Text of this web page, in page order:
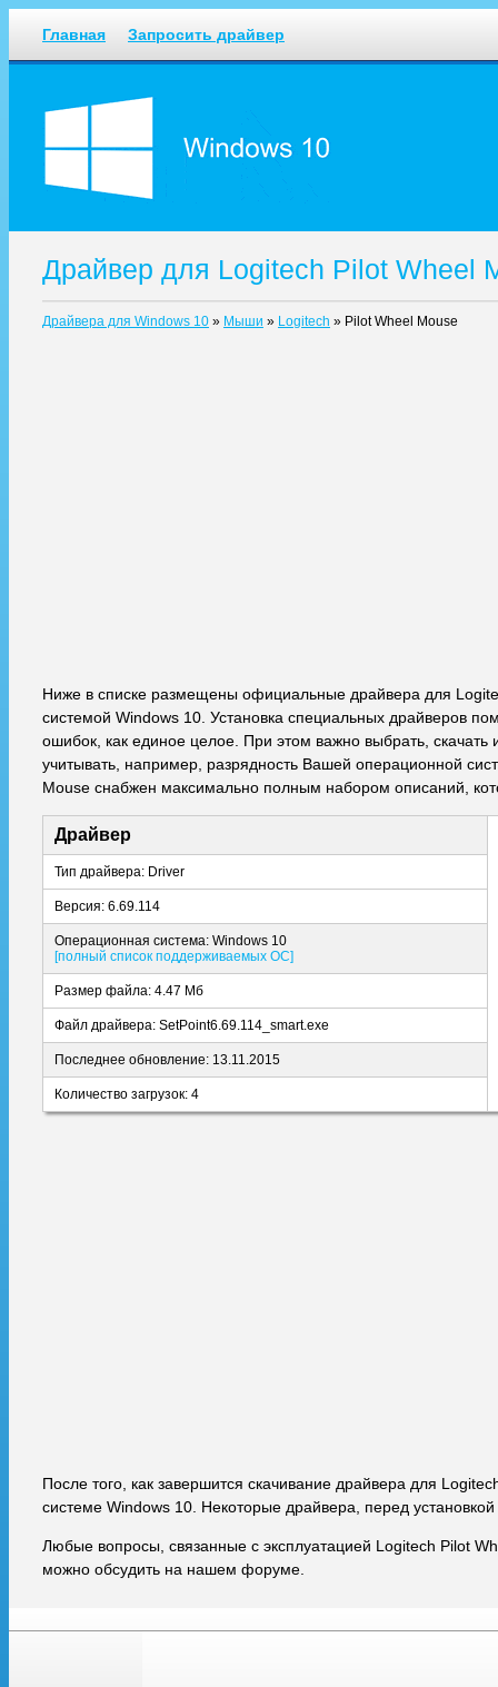
Главная Запросить драйвер
Драйвер для Logitech Pilot Wheel
Драйвера для Windows 10 » Мыши » Logitech » Pilot Wheel Mouse
Ниже в списке размещены официальные драйвера для
системой Windows 10. Установка специальных драйверов
ошибок, как единое целое. При этом важно выбрать,
учитывать, например, разрядность Вашей операционной
Mouse снабжен максимально полным набором описаний,
Драйвер
Тип драйвера: Driver
Версия: 6.69.114
Операционная система: Windows 10
[полный список поддерживаемых ОС]
Размер файла: 4.47 Мб
Файл драйвера: SetPoint6.69.114_smart.exe
Последнее обновление: 13.11.2015
Количество загрузок: 4
После того, как завершится скачивание драйвера для
системе Windows 10. Некоторые драйвера, перед
Любые вопросы, связанные с эксплуатацией Logitech Pilot
можно обсудить на нашем форуме.